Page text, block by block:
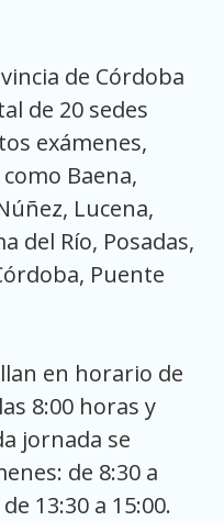
de Córdoba
de 20 sedes
exámenes,
Baena,
Lucena,
del Río, Posadas,
Puente
en horario de
8:00 horas y
jornada se
de 8:30 a
13:30 a 15:00.